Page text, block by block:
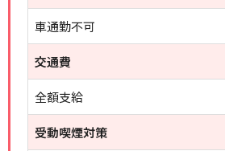
車通勤不可
交通費
全額支給
受動喫煙対策